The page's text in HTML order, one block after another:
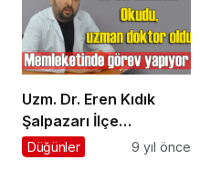
Uzm. Dr. Eren Kıdık
Şalpazarı İlçe
Hastanesi’nde görev
Düğünler 9 yıl önce